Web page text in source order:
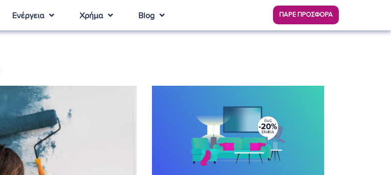
Ενέργεια Χρήμα Blog ΠΑΡΕ ΠΡΟΣΦΟΡΑ